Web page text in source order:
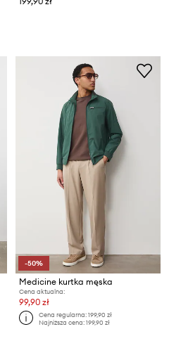
-50%
Medicine kurtka męska
Cena aktualna:
99,90 zł
Cena regularna:199,90 zł
Najniższa cena:199,90 zł